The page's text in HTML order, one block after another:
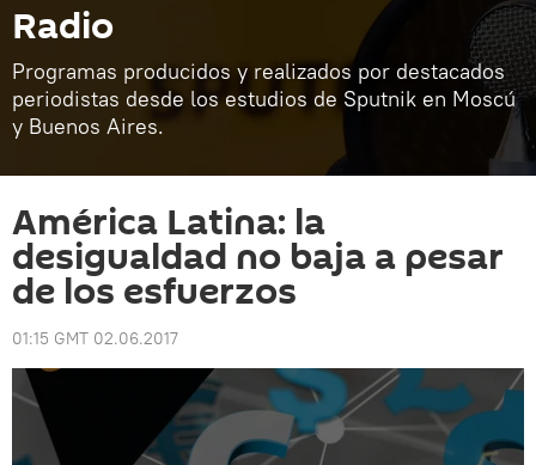
Radio
Programas producidos y realizados por destacados
periodistas desde los estudios de Sputnik en Moscú
y Buenos Aires.
América Latina: la
desigualdad no baja a pesar
de los esfuerzos
01:15 GMT 02.06.2017